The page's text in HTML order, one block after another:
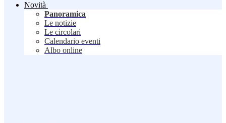
Novità
Panoramica
Le notizie
Le circolari
Calendario eventi
Albo online